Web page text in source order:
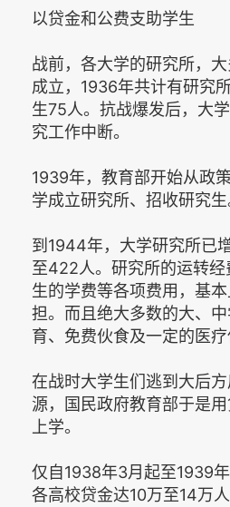
以贷金和公费支助学生
战前，各大学的研究所，
成立，1936年共计有研究
生75人。抗战爆发后，大
究工作中断。
1939年，教育部开始从政
学成立研究所、招收研究生
到1944年，大学研究所已
至422人。研究所的运转
生的学费等各项费用，基
担。而且绝大多数的大、
育、免费伙食及一定的医疗
在战时大学生们逃到大后
源，国民政府教育部于是
上学。
仅自1938年3月起至1939
各高校贷金达10万至14万